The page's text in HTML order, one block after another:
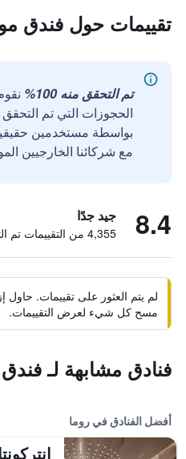
تقييمات حول فندق
تم التحقق منه 100%
الحجوزات التي تم
مع شركائنا الخارجيين
8.4 جيد جدًا
4,355 من التقييمات تم التحقق منها
لم يتم العثور على تقييمات. حاول
مسح كل شيء لعرض التقييمات.
فنادق مشابهة لـ
أفضل الفنادق في روما